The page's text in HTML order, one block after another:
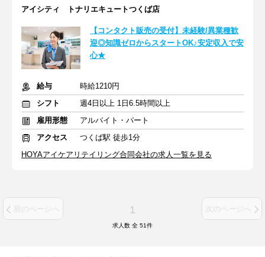
アイシティ トナリエキュートつくば店
【コンタクト販売の受付】未経験/異業種歓
迎◎知識ゼロからスタートOK♪安定収入で安
心★
給与
時給1210円
シフト
週4日以上 1日6.5時間以上
雇用形態
アルバイト・パート
アクセス
つくば駅 徒歩1分
HOYAアイケアリテイリング合同会社の求人一覧を見る
前のページへ 1 次のページへ
求人数 全 51件